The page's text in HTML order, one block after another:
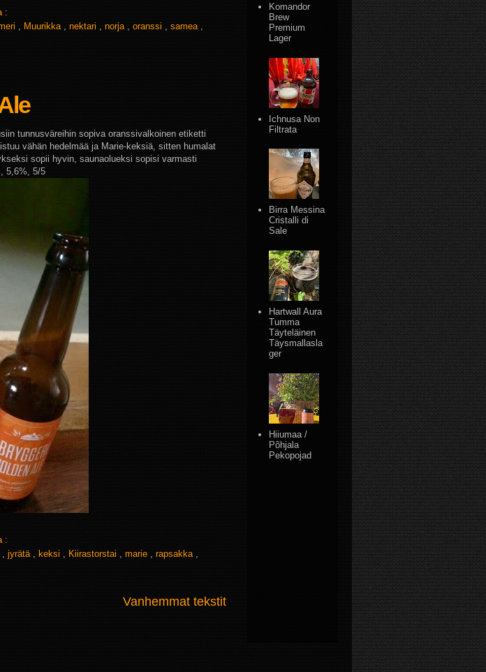
:
Muurikka nektari norja oranssi samea
tunnusväreihin sopiva oranssivalkoinen etiketti
vähän hedelmää ja Marie-keksiä, sitten humalat
sopii hyvin, saunaolueksi sopisi varmasti
5,6%, 5/5
:
, jyrätä , keksi , Kiirastorstai , marie , rapsakka ,
Vanhemmat tekstit
Komandor
Brew
Premium
Lager
Ichnusa Non
Filtrata
Birra Messina
Cristalli di
Sale
Hartwall Aura
Tumma
Täyteläinen
Täysmallasla
ger
Hiiumaa /
Põhjala
Pekopojad